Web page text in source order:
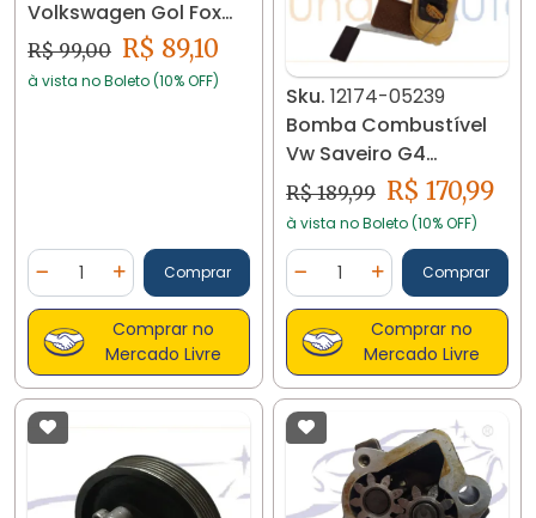
Volkswagen Gol Fox
Up 1.0 3cc 19482
R$ 99,00 R$ 89,10
à vista no Boleto (10% OFF)
Diminuir Quantidade
Quantidade
Adicionar Quantidade
Comprar
Comprar no
Mercado Livre
Sku. 12174-05239
Bomba Combustível
Vw Saveiro G4
5w7919051 12174
R$ 189,99 R$ 170,99
à vista no Boleto (10% OFF)
Diminuir Quantidade
Quantidade
AdicionarComprar
Comprar no
Mercado Livre